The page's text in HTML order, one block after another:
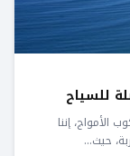
الأمواج، إننا
حيث...